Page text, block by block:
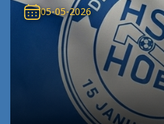
05-05-2026